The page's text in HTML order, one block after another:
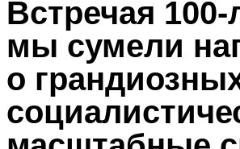
Встречая
мы сумели
о